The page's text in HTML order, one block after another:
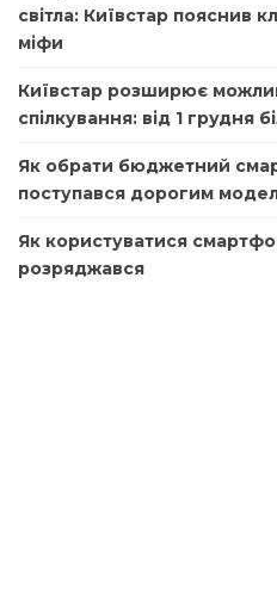
світла: Київстар пояснив
міфи
Київстар розширює
спілкування: від 1 грудня
Як обрати бюджетний
поступався дорогим
Як користуватися
розряджався